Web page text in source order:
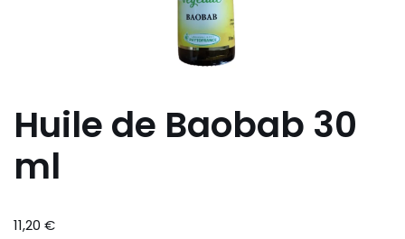
Huile de Baobab 30
ml
11,20 €